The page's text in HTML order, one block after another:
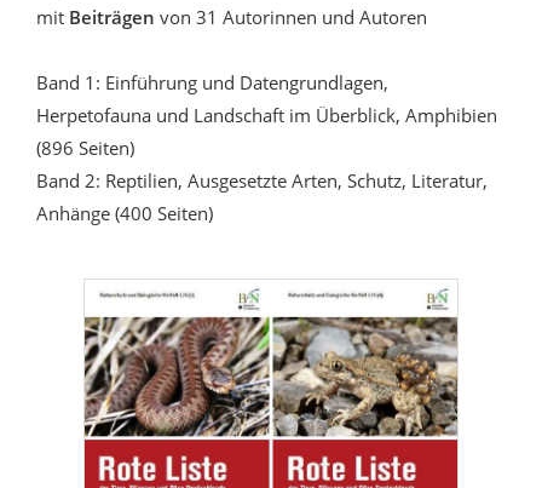
mit Beiträgen von 31 Autorinnen und Autoren
Band 1: Einführung und Datengrundlagen,
Herpetofauna und Landschaft im Überblick, Amphibien
(896 Seiten)
Band 2: Reptilien, Ausgesetzte Arten, Schutz, Literatur,
Anhänge (400 Seiten)